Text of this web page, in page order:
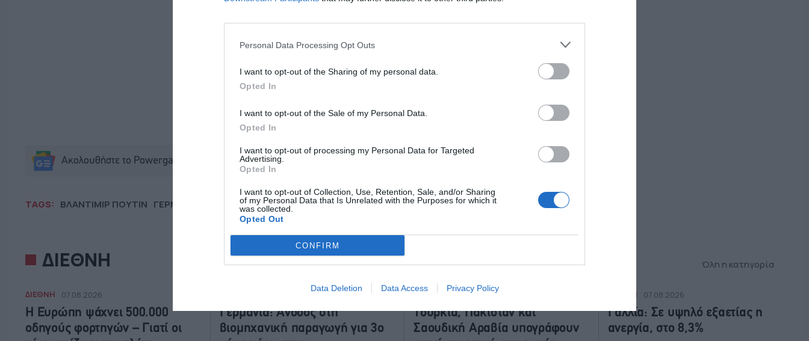
Personal Data Processing Opt Outs
I want to opt-out of the Sharing of my personal data.
Opted In
I want to opt-out of the Sale of my Personal Data.
Opted In
I want to opt-out of processing my Personal Data for Targeted
Advertising.
Opted In
I want to opt-out of Collection, Use, Retention, Sale, and/or Sharing
of my Personal Data that Is Unrelated with the Purposes for which it
was collected.
Opted Out
CONFIRM
Data Deletion Data Access Privacy Policy
Ακολουθήστε το Powergame.gr στο Google Newsγια άμεση και έγκυρη οικονομική ενημέρωση!
TAGS: ΒΛΑΝΤΙΜΙΡ ΠΟΥΤΙΝ ΓΕΡΜΑΝΙΑ ΟΛΑΦ ΣΟΛΤΣ ΡΩΣΙΑ
ΔΙΕΘΝΗ Όλη η κατηγορία
ΔΙΕΘΝΗ 07.08.2026
Η Ευρώπη ψάχνει 500.000
οδηγούς φορτηγών – Γιατί οι
Γερμανία: Άνοδος στη
βιομηχανική παραγωγή για 3ο
ΔΙΕΘΝΗ 07.08.2026
Τουρκία, Πακιστάν και
Σαουδική Αραβία υπογράφουν
ΔΙΕΘΝΗ 07.08.2026
Γαλλία: Σε υψηλό εξαετίας η
ανεργία, στο 8,3%